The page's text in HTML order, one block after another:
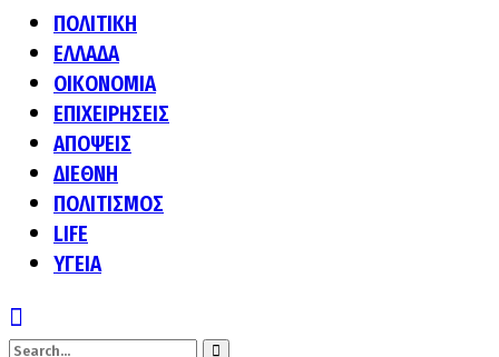
ΠΟΛΙΤΙΚΗ
ΕΛΛΑΔΑ
ΟΙΚΟΝΟΜΙΑ
ΕΠΙΧΕΙΡΗΣΕΙΣ
ΑΠΟΨΕΙΣ
ΔΙΕΘΝΗ
ΠΟΛΙΤΙΣΜΟΣ
LIFE
ΥΓΕΙΑ